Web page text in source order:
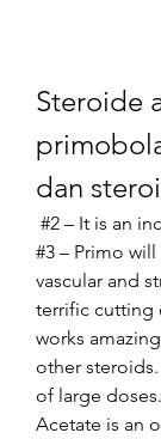
Steroide
dan
#3 – Primo will
vascular and
terrific cutting
works
other steroids.
of large
Acetate is an